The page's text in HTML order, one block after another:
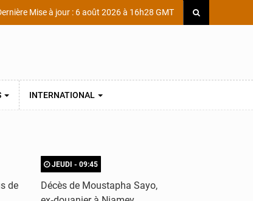
Mise à jour : 6 août 2026 à 16h28 GMT
INTERNATIONAL
de
JEUDI - 09:45
Décès de Moustapha Sayo,